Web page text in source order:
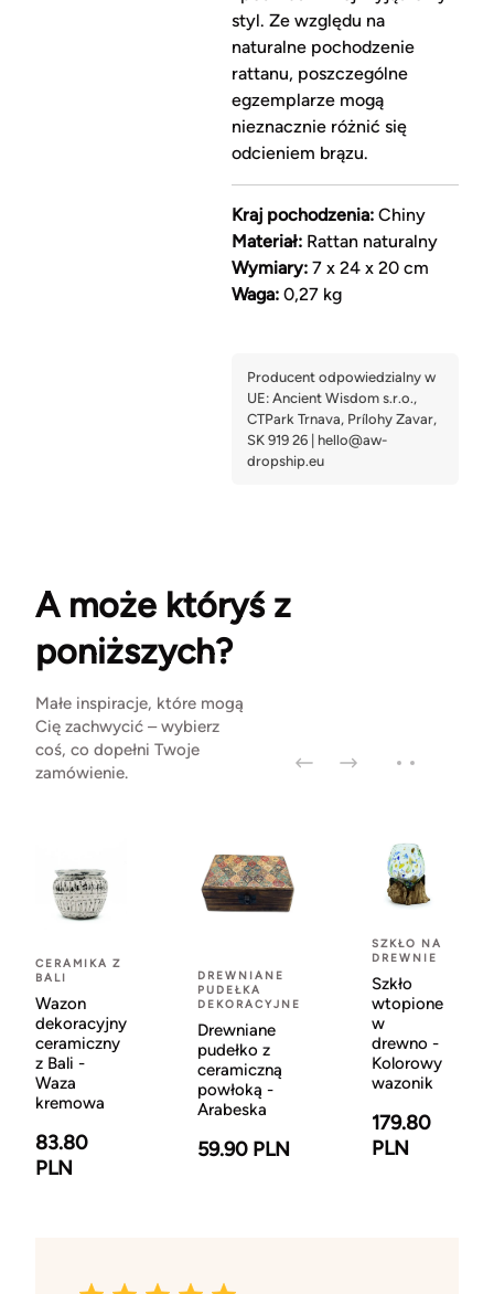
styl. Ze względu na
naturalne pochodzenie
rattanu, poszczególne
egzemplarze mogą
nieznacznie różnić się
odcieniem brązu.
Kraj pochodzenia:Chiny
Materiał:Rattan naturalny
Wymiary:7 x 24 x 20 cm
Waga:0,27 kg
A może któryś z
poniższych?
Małe inspiracje, które mogą
Cię zachwycić – wybierz
coś, co dopełni Twoje
zamówienie.
CERAMIKA Z
BALI
Wazon
dekoracyjny
ceramiczny
z Bali -
Waza
kremowa
83.80
PLN
DREWNIANE
PUDEŁKA
DEKORACYJNE
Drewniane
pudełko z
ceramiczną
powłoką -
Arabeska
59.90 PLN
SZKŁO NA
DREWNIE
Szkło
wtopione
w
drewno -
Kolorowy
wazonik
179.80
PLN